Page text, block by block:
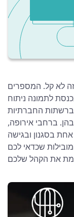
לא קל. המספרים
לתמונה ניתוח
ברשתות החברתיות
ברחבי אירופה,
בסגנון ובגישה
שכדאי לכם